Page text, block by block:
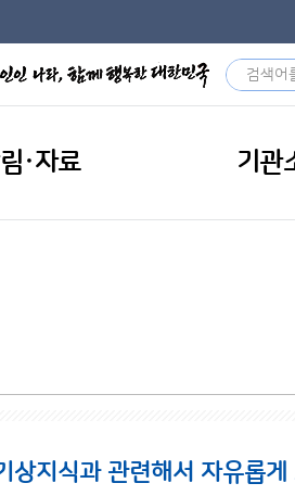
·자료 기관
상지식과 관련해서 자유롭